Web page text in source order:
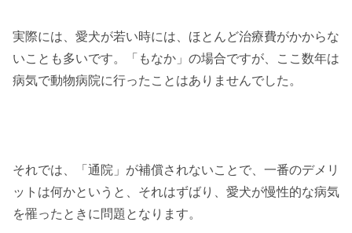
実際には、愛犬が若い時には、ほとんど治療費がかからな
いことも多いです。「もなか」の場合ですが、ここ数年は
病気で動物病院に行ったことはありませんでした。
それでは、「通院」が補償されないことで、一番のデメリ
ットは何かというと、それはずばり、愛犬が慢性的な病気
を罹ったときに問題となります。